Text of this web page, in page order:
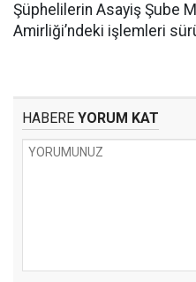
Şüphelilerin Asayiş Şube
Amirliği’ndeki işlemleri
HABERE YORUM KAT